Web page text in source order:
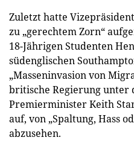
Zuletzt hatte
zu „gerechtem Zorn“
18-Jährigen Studenten
südenglischen
„Masseninvasion von
britische Regierung unter
Premierminister Keith
auf, von „Spaltung, Hass
abzusehen.